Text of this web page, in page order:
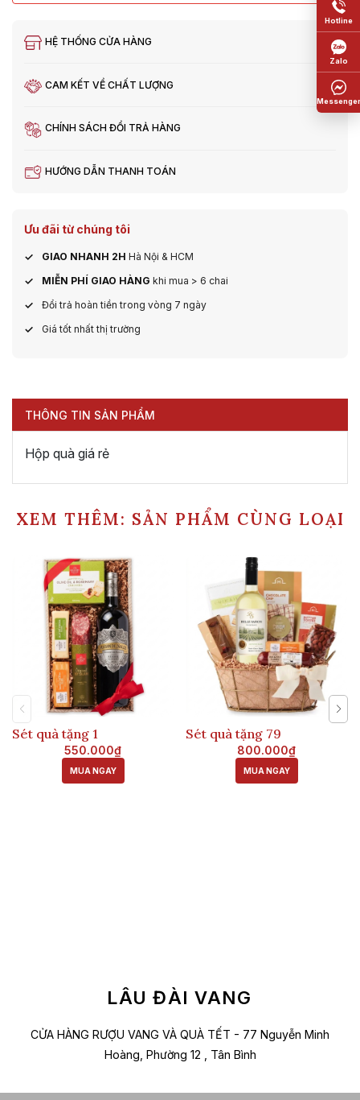
HỆ THỐNG CỬA HÀNG
CAM KẾT VỀ CHẤT LƯỢNG
CHÍNH SÁCH ĐỔI TRẢ HÀNG
HƯỚNG DẪN THANH TOÁN
Ưu đãi từ chúng tôi
GIAO NHANH 2H Hà Nội & HCM
MIỄN PHÍ GIAO HÀNG khi mua > 6 chai
Đổi trả hoàn tiền trong vòng 7 ngày
Giá tốt nhất thị trường
THÔNG TIN SẢN PHẨM
Hộp quà giá rẻ
XEM THÊM: SẢN PHẨM CÙNG LOẠI
Sét quà tặng 1
550.000₫
MUA NGAY
Sét quà tặng 79
800.000₫
MUA NGAY
LÂU ĐÀI VANG
CỬA HÀNG RƯỢU VANG VÀ QUÀ TẾT - 77 Nguyễn Minh
Hoàng, Phường 12 , Tân Bình